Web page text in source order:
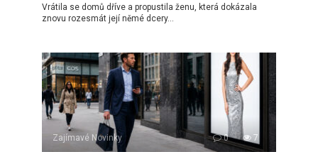
Vrátila se domů dříve a propustila ženu, která dokázala
znovu rozesmát její němé dcery…
Zajímavé Novinky 0 7